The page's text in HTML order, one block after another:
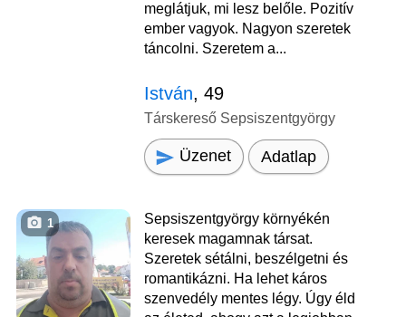
meglátjuk, mi lesz belőle. Pozitív
ember vagyok. Nagyon szeretek
táncolni. Szeretem a...
István, 49
Társkereső Sepsiszentgyörgy
Üzenet Adatlap
1
Sepsiszentgyörgy környékén
keresek magamnak társat.
Szeretek sétálni, beszélgetni és
romantikázni. Ha lehet káros
szenvedély mentes légy. Úgy éld